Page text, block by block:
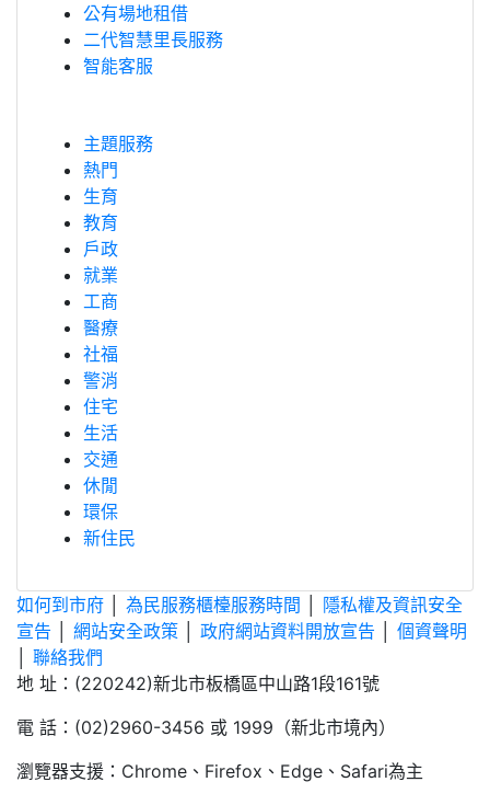
公有場地租借
二代智慧里長服務
智能客服
主題服務
熱門
生育
教育
戶政
就業
工商
醫療
社福
警消
住宅
生活
交通
休閒
環保
新住民
如何到市府 為民服務櫃檯服務時間
隱私權及資訊安全
宣告
網站安全政策 政府網站資料開放宣告
個資聲明
聯絡我們
地 址：(220242)新北市板橋區中山路1段161號
電 話：(02)2960-3456 或 1999（新北市境內）
瀏覽器支援：Chrome、Firefox、Edge、Safari為主